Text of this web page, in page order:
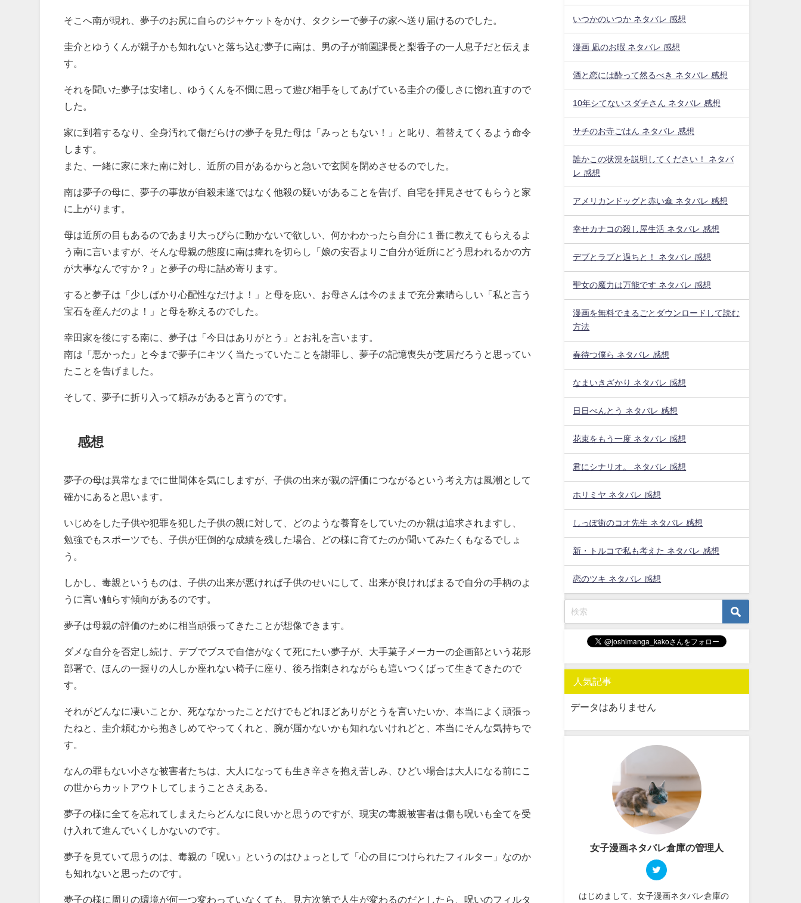
そこへ南が現れ、夢子のお尻に自らのジャケットをかけ、タクシーで夢子の家へ送り届けるのでした。
圭介とゆうくんが親子かも知れないと落ち込む夢子に南は、男の子が前園課長と梨香子の一人息子だと伝えま
す。
それを聞いた夢子は安堵し、ゆうくんを不憫に思って遊び相手をしてあげている圭介の優しさに惚れ直すので
した。
家に到着するなり、全身汚れて傷だらけの夢子を見た母は「みっともない！」と叱り、着替えてくるよう命令
します。
また、一緒に家に来た南に対し、近所の目があるからと急いで玄関を閉めさせるのでした。
南は夢子の母に、夢子の事故が自殺未遂ではなく他殺の疑いがあることを告げ、自宅を拝見させてもらうと家
に上がります。
母は近所の目もあるのであまり大っぴらに動かないで欲しい、何かわかったら自分に１番に教えてもらえるよ
う南に言いますが、そんな母親の態度に南は痺れを切らし「娘の安否よりご自分が近所にどう思われるかの方
が大事なんですか？」と夢子の母に詰め寄ります。
すると夢子は「少しばかり心配性なだけよ！」と母を庇い、お母さんは今のままで充分素晴らしい「私と言う
宝石を産んだのよ！」と母を称えるのでした。
幸田家を後にする南に、夢子は「今日はありがとう」とお礼を言います。
南は「悪かった」と今まで夢子にキツく当たっていたことを謝罪し、夢子の記憶喪失が芝居だろうと思ってい
たことを告げました。
そして、夢子に折り入って頼みがあると言うのです。
感想
夢子の母は異常なまでに世間体を気にしますが、子供の出来が親の評価につながるという考え方は風潮として
確かにあると思います。
いじめをした子供や犯罪を犯した子供の親に対して、どのような養育をしていたのか親は追求されますし、
勉強でもスポーツでも、子供が圧倒的な成績を残した場合、どの様に育てたのか聞いてみたくもなるでしょ
う。
しかし、毒親というものは、子供の出来が悪ければ子供のせいにして、出来が良ければまるで自分の手柄のよ
うに言い触らす傾向があるのです。
夢子は母親の評価のために相当頑張ってきたことが想像できます。
ダメな自分を否定し続け、デブでブスで自信がなくて死にたい夢子が、大手菓子メーカーの企画部という花形
部署で、ほんの一握りの人しか座れない椅子に座り、後ろ指刺されながらも這いつくばって生きてきたので
す。
それがどんなに凄いことか、死ななかったことだけでもどれほどありがとうを言いたいか、本当によく頑張っ
たねと、圭介頼むから抱きしめてやってくれと、腕が届かないかも知れないけれどと、本当にそんな気持ちで
す。
なんの罪もない小さな被害者たちは、大人になっても生き辛さを抱え苦しみ、ひどい場合は大人になる前にこ
の世からカットアウトしてしまうことさえある。
夢子の様に全てを忘れてしまえたらどんなに良いかと思うのですが、現実の毒親被害者は傷も呪いも全てを受
け入れて進んでいくしかないのです。
夢子を見ていて思うのは、毒親の「呪い」というのはひょっとして「心の目につけられたフィルター」なのか
も知れないと思ったのです。
夢子の様に周りの環境が何一つ変わっていなくても、見方次第で人生が変わるのだとしたら、呪いのフィルタ
いつかのいつか ネタバレ 感想
漫画 凪のお暇 ネタバレ 感想
酒と恋には酔って然るべき ネタバレ 感想
10年シてないスダチさん ネタバレ 感想
サチのお寺ごはん ネタバレ 感想
誰かこの状況を説明してください！ ネタバ
レ 感想
アメリカンドッグと赤い傘 ネタバレ 感想
幸せカナコの殺し屋生活 ネタバレ 感想
デブとラブと過ちと！ ネタバレ 感想
聖女の魔力は万能です ネタバレ 感想
漫画を無料でまるごとダウンロードして読む
方法
春待つ僕ら ネタバレ 感想
なまいきざかり ネタバレ 感想
日日べんとう ネタバレ 感想
花束をもう一度 ネタバレ 感想
君にシナリオ。 ネタバレ 感想
ホリミヤ ネタバレ 感想
しっぽ街のコオ先生 ネタバレ 感想
新・トルコで私も考えた ネタバレ 感想
恋のツキ ネタバレ 感想
人気記事
データはありません
女子漫画ネタバレ倉庫の管理人
はじめまして、女子漫画ネタバレ倉庫の